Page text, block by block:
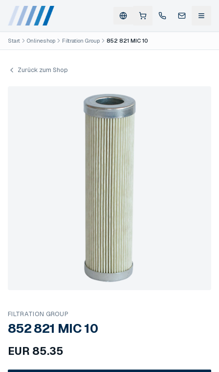
Start Onlineshop Filtration Group 852 821 MIC 10
Zurück zum Shop
FILTRATION GROUP
852 821 MIC 10
EUR 85.35